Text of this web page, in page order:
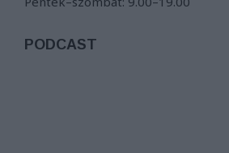
PODCAST